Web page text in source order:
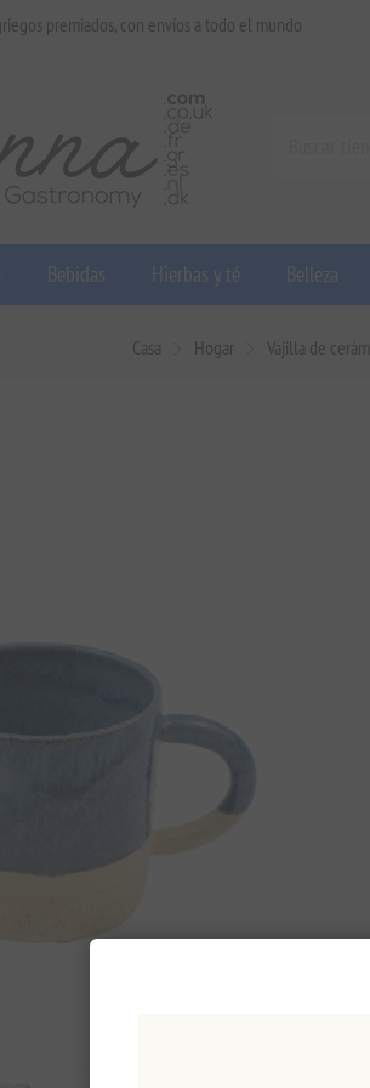
premiados, con envíos a todo el mundo
Bebidas Hierbas y té Belleza
Casa Hogar Vajilla de